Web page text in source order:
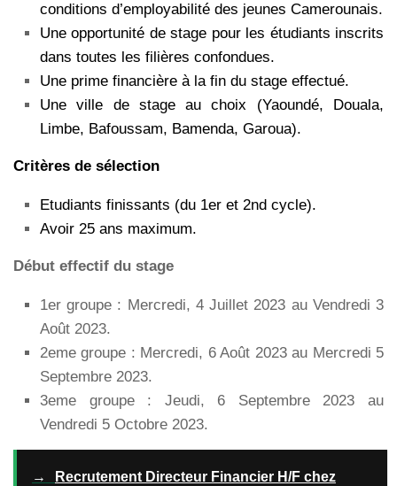
conditions d’employabilité des jeunes Camerounais.
Une opportunité de stage pour les étudiants inscrits
dans toutes les filières confondues.
Une prime financière à la fin du stage effectué.
Une ville de stage au choix (Yaoundé, Douala,
Limbe, Bafoussam, Bamenda, Garoua).
Critères de sélection
Etudiants finissants (du 1er et 2nd cycle).
Avoir 25 ans maximum.
Début effectif du stage
1er groupe : Mercredi, 4 Juillet 2023 au Vendredi 3
Août 2023.
2eme groupe : Mercredi, 6 Août 2023 au Mercredi 5
Septembre 2023.
3eme groupe : Jeudi, 6 Septembre 2023 au
Vendredi 5 Octobre 2023.
→
Recrutement Directeur Financier H/F chez